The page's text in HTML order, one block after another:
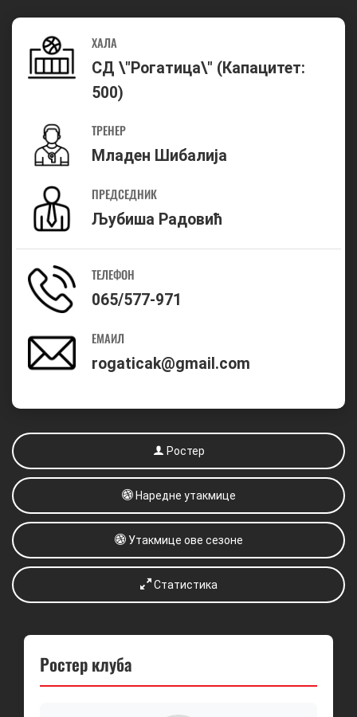
ХАЛА
СД \"Рогатица\" (Капацитет:
500)
ТРЕНЕР
Младен Шибалија
ПРЕДСЕДНИК
Љубиша Радовић
ТЕЛЕФОН
065/577-971
ЕМАИЛ
rogaticak@gmail.com
Ростер
Наредне утакмице
Утакмице ове сезоне
Статистика
Ростер клуба